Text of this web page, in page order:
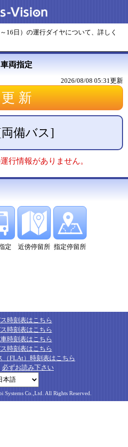
16日）の運行ダイヤについて、詳しく
車両指定
2026/08/08 05:31 更新
両備バス]
行情報がありません。
定 近傍停留所 指定停留所
時刻表はこちら
時刻表はこちら
時刻表はこちら
時刻表はこちら
（FLAt）時刻表はこちら
必ずお読み下さい
Co.,Ltd. All Rights Reserved.